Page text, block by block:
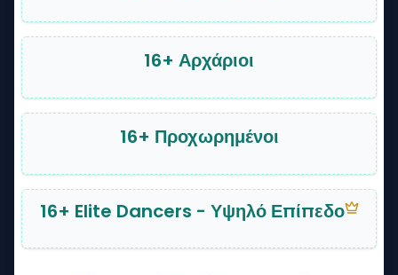
16+ Αρχάριοι
16+ Προχωρημένοι
16+ Elite Dancers - Υψηλό Επίπεδο